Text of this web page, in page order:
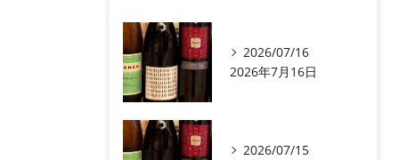
2026/07/16
2026年7月16日
2026/07/15